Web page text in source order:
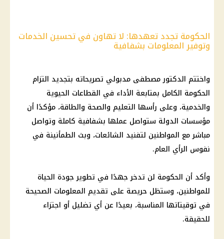
الحكومة تجدد تعهدها: لا تهاون في تحسين الخدمات
وتوفير المعلومات بشفافية
واختتم الدكتور مصطفى مدبولي تصريحاته بتجديد التزام
الحكومة الكامل بمتابعة الأداء في القطاعات الحيوية
والخدمية، وعلى رأسها التعليم والصحة والطاقة، مؤكدًا أن
مؤسسات الدولة ستواصل عملها بشفافية كاملة وتواصل
مباشر مع المواطنين لتفنيد الشائعات، وبث الطمأنينة في
نفوس الرأي العام.
وأكد أن الحكومة لن تدخر جهدًا في تطوير جودة الحياة
للمواطنين، وستظل حريصة على تقديم المعلومات الصحيحة
في توقيتاتها المناسبة، بعيدًا عن أي تضليل أو اجتزاء
للحقيقة.